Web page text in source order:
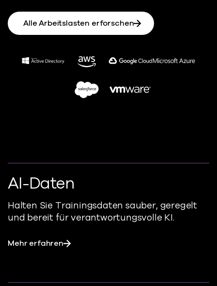
Alle Arbeitslasten erforschen
AI-Daten
Halten Sie Trainingsdaten sauber, geregelt
und bereit für verantwortungsvolle KI.
Mehr erfahren